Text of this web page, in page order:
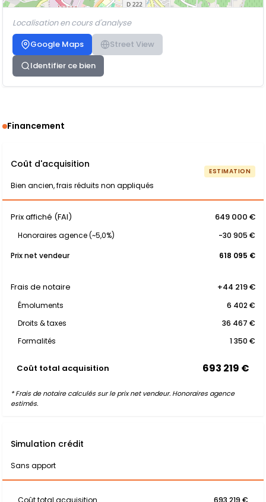
Localisation en cours d'analyse
Google Maps
Street View
Identifier ce bien
Financement
Coût d'acquisition
Bien ancien, frais réduits non appliqués
ESTIMATION
Prix affiché (FAI) 649 000 €
Honoraires agence (~5,0%)
-30 905 €
Prix net vendeur
618 095 €
Frais de notaire +44 219 €
Émoluments
6 402 €
Droits & taxes
36 467 €
Formalités
1 350 €
Coût total acquisition 693 219 €
* Frais de notaire calculés sur le prix net vendeur. Honoraires agence
estimés.
Simulation crédit
Sans apport
Coût total acquisition 693 219 €